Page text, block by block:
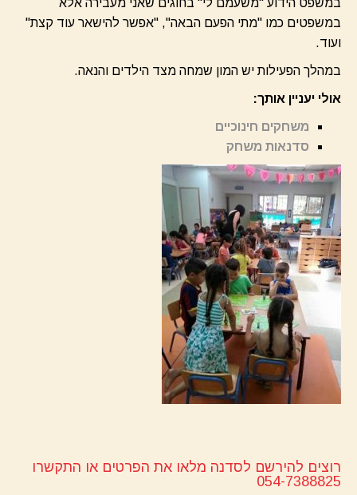
במשפט הידוע "משעמם לי" בחוגים שאני מעבירה אלא
במשפטים כמו "מתי הפעם הבאה", "אפשר להישאר עוד קצת"
ועוד.
במהלך הפעילות יש המון שמחה מצד הילדים והנאה.
אולי יעניין אותך:
משחקים חינוכיים
סדנאות משחק
רוצים להירשם לסדנה מלאו את הפרטים או התקשרו
054-7388825